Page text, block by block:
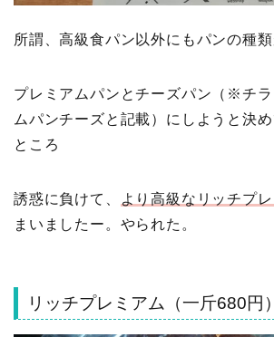
所謂、高級食パン以外にもパンの種
プレミアムパンとチーズパン（※チ
ムパンチーズと記載）にしようと決
ところ
誘惑に負けて、 より高級なリッチプ
まいましたー。やられた。
リッチプレミアム（一斤680円）